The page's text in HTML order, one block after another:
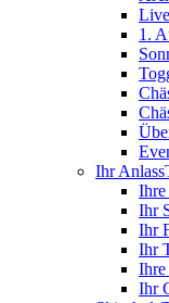
1.
Ihr Anlass
Ihr
Ihr
Ihr
Ihre
Ihr